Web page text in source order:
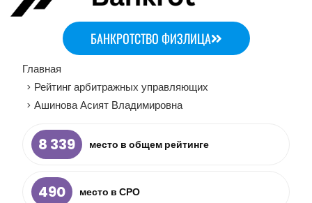
БАНКРОТСТВО ФИЗЛИЦА
Главная
> Рейтинг арбитражных управляющих
> Ашинова Асият Владимировна
8 339 место в общем рейтинге
490
место в СРО